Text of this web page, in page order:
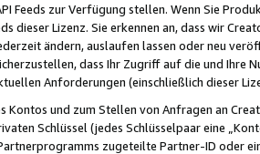
Feeds zur Verfügung stellen. Wenn Sie
dieser Lizenz. Sie erkennen an, dass wir
ändern, auslaufen lassen oder neu
dass Ihr Zugriff auf die und Ihre
Anforderungen (einschließlich dieser
Kontos und zum Stellen von Anfragen an
Schlüssel (jedes Schlüsselpaar eine
zugeteilte Partner-ID oder